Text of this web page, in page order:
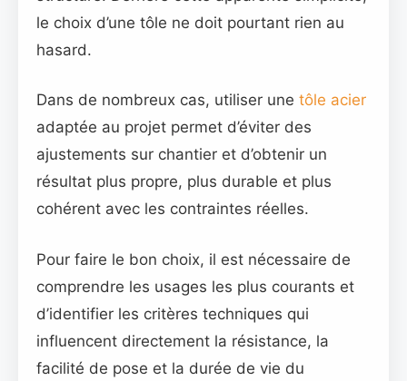
le choix d’une tôle ne doit pourtant rien au
hasard.
Dans de nombreux cas, utiliser une tôle acier
adaptée au projet permet d’éviter des
ajustements sur chantier et d’obtenir un
résultat plus propre, plus durable et plus
cohérent avec les contraintes réelles.
Pour faire le bon choix, il est nécessaire de
comprendre les usages les plus courants et
d’identifier les critères techniques qui
influencent directement la résistance, la
facilité de pose et la durée de vie du